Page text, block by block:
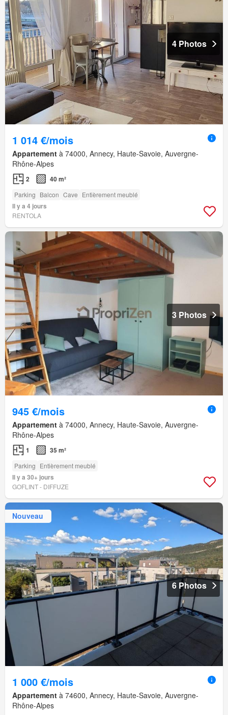
4 Photos
1 014 €/mois
Appartement à 74000, Annecy, Haute-Savoie, Auvergne-
Rhône-Alpes
2 40 m²
Parking Balcon Cave Entièrement meublé
Il y a 4 jours
RENTOLA
3 Photos
945 €/mois
Appartement à 74000, Annecy, Haute-Savoie, Auvergne-
Rhône-Alpes
1 35 m²
Parking Entièrement meublé
Il y a 30+ jours
GOFLINT - DIFFUZE
Nouveau
6 Photos
1 000 €/mois
Appartement à 74600, Annecy, Haute-Savoie, Auvergne-
Rhône-Alpes